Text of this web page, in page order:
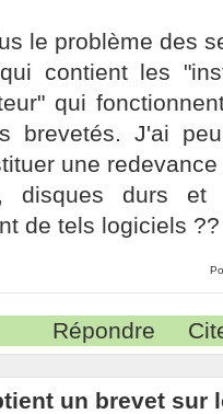
le problème des
contient les
qui
brevetés. J'ai
une
disques durs et
de tels logiciels ??
Répondre
un brevet sur